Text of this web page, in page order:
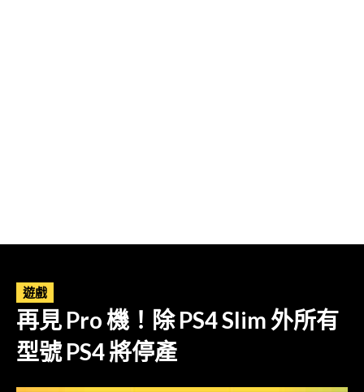
遊戲
再見 Pro 機！除 PS4 Slim 外所有
型號 PS4 將停產